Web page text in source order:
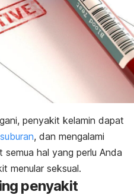
penyakit kelamin dapat
, dan mengalami
hal yang perlu Anda
menular seksual.
penyakit